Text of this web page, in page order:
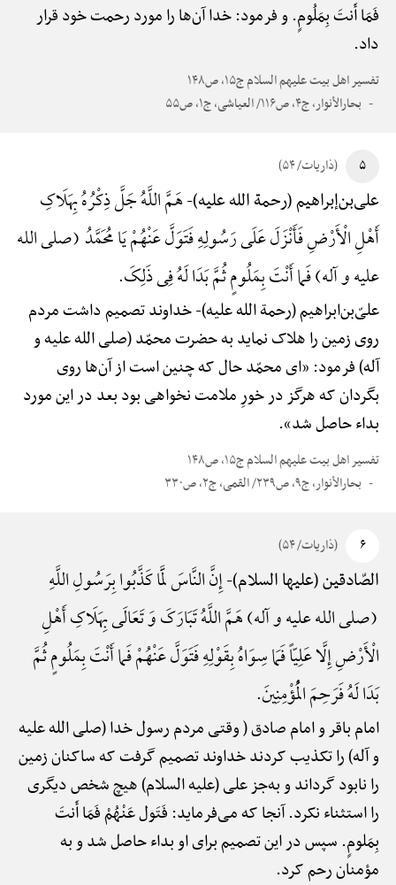
فَمَا أَنتَ بِمَلُومٍ. و فرمود: خدا آن‌ها را مورد رحمت خود قرار
داد.
تفسیر اهل بیت علیهم السلام ج۱۵، ص۱۴۸
بحارالأنوار، ج۴، ص۱۱۶/ العیاشی، ج۱، ص۵۵
۵ (ذاریات/ ۵۴)
علی‌بن‌إبراهیم (رحمة الله علیه)-هَمَّ اللَّهُ جَلَّ ذِکْرُهُ بِهَلَاکِ
أَهْلِ الْأَرْضِ فَأَنْزَلَ عَلَی رَسُولِهِ فَتَوَلَّ عَنْهُمْ یَا مُحَمَّدُ (صلی الله
علیه و آله) فَما أَنْتَ بِمَلُومٍ ثُمَّ بَدَا لَهُ فِی ذَلِکَ.
علیّ‌بن‌ابراهیم (رحمة الله علیه)-خداوند تصمیم داشت مردم
روی زمین را هلاک نماید به حضرت محمّد (صلی الله علیه و
آله) فرمود: «ای محمّد حال که چنین است از آن‌ها روی
بگردان که هرگز در خورِ ملامت نخواهی بود بعد در این مورد
بداء حاصل شد».
تفسیر اهل بیت علیهم السلام ج۱۵، ص۱۴۸
بحارالأنوار، ج۹، ص۲۳۹/ القمی، ج۲، ص۳۳۰
۶ (ذاریات/ ۵۴)
الصّادقین (علیها السلام)-إِنَّ النَّاسَ لَمَّا کَذَّبُوا بِرَسُولِ اللَّهِ
(صلی الله علیه و آله) هَمَّ اللَّهُ تَبَارَکَ وَ تَعَالَی بِهَلَاکِ أَهْلِ
الْأَرْضِ إِلَّا عَلِیّاً فَمَا سِوَاهُ بِقَوْلِهِ فَتَوَلَّ عَنْهُمْ فَما أَنْتَ بِمَلُومٍ ثُمَّ
بَدَا لَهُ فَرَحِمَ الْمُؤْمِنِینَ.
امام باقر و امام صادق ( وقتی مردم رسول خدا (صلی الله علیه
و آله) را تکذیب کردند خداوند تصمیم گرفت که ساکنان زمین
را نابود گرداند و به‌جز علی (علیه السلام) هیچ شخص دیگری
را استثناء نکرد. آنجا که می‌فرماید: فَتَول عَنْهُمْ فَمَا أَنتَ
بِمَلومٍ. سپس در این تصمیم برای او بداء حاصل شد و به
مؤمنان رحم کرد.